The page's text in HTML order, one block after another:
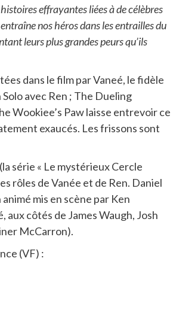
effrayantes liées à de célèbres
nos héros dans les entrailles du
leurs plus grandes peurs qu’ils
dans le film par Vaneé, le fidèle
avec Ren ; The Dueling
Wookiee’s Paw laisse entrevoir ce
exaucés. Les frissons sont
série « Le mystérieux Cercle
rôles de Vanée et de Ren. Daniel
mis en scène par Ken
côtés de James Waugh, Josh
McCarron).
(VF) :